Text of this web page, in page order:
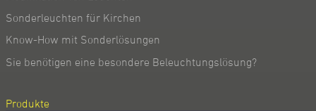
Sonderleuchten für Kirchen
Know-How mit Sonderlösungen
Sie benötigen eine besondere Beleuchtungslösung?
Produkte